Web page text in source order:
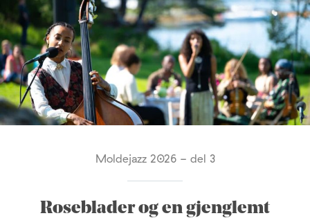
Moldejazz 2026 - del 3
Roseblader og en gjenglemt